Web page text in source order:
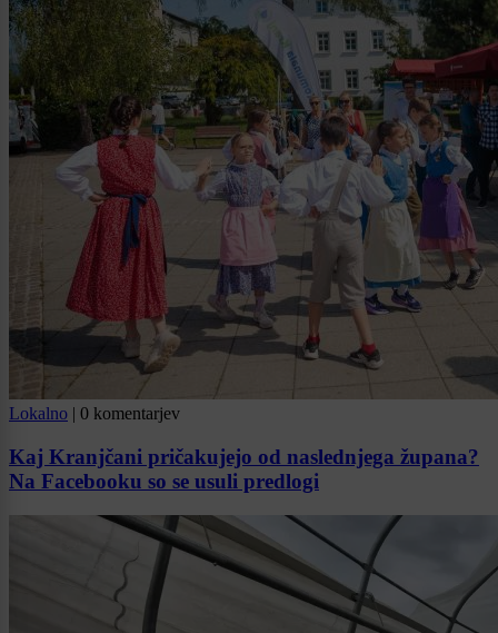
Lokalno | 0 komentarjev
Kaj Kranjčani pričakujejo od naslednjega župana?
Na Facebooku so se usuli predlogi